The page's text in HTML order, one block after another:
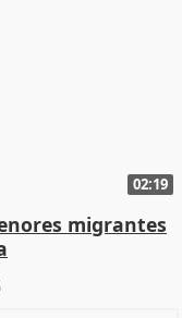
02:19
migrantes